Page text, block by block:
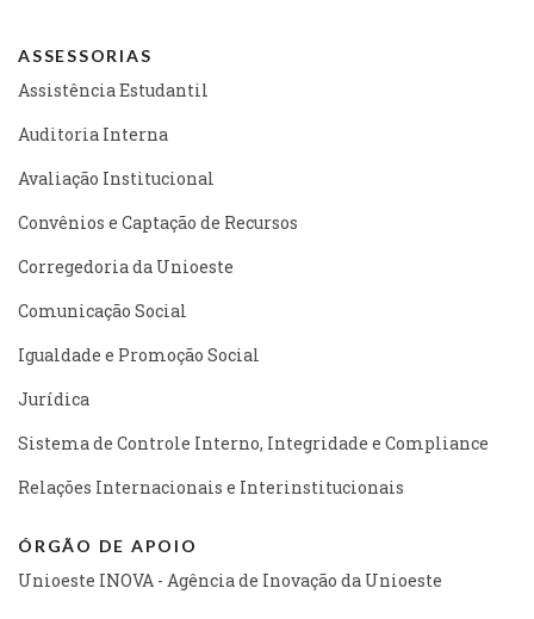
ASSESSORIAS
Assistência Estudantil
Auditoria Interna
Avaliação Institucional
Convênios e Captação de Recursos
Corregedoria da Unioeste
Comunicação Social
Igualdade e Promoção Social
Jurídica
Sistema de Controle Interno, Integridade e Compliance
Relações Internacionais e Interinstitucionais
ÓRGÃO DE APOIO
Unioeste INOVA - Agência de Inovação da Unioeste